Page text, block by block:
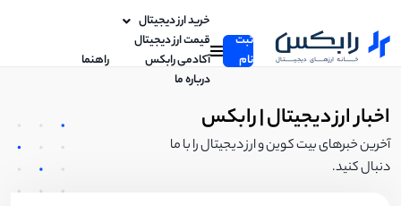
ثبت
نام
خرید ارز دیجیتال
قیمت ارز دیجیتال
آکادمی رابکس
راهنما
درباره ما
اخبار ارز دیجیتال | رابکس
آخرین خبرهای بیت کوین و ارز دیجیتال را با ما
دنبال کنید.